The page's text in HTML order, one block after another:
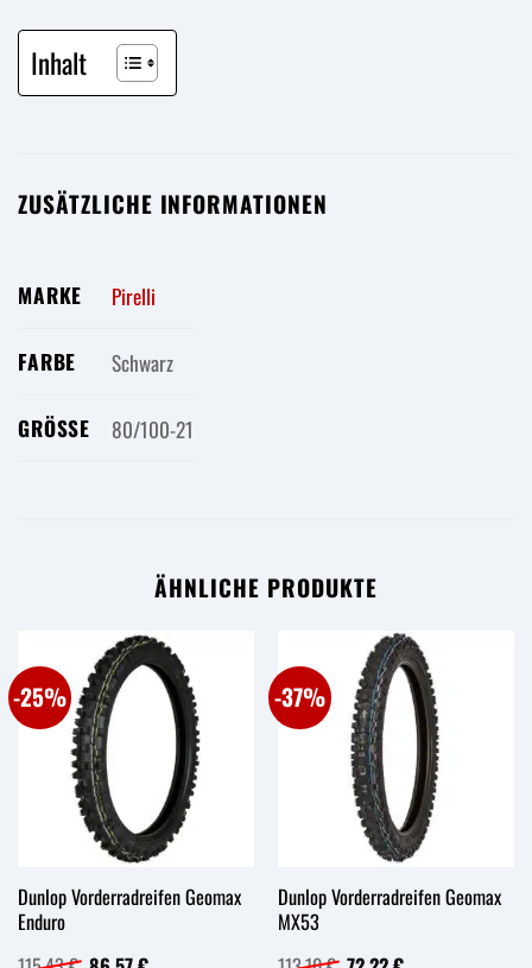
Inhalt
ZUSÄTZLICHE INFORMATIONEN
MARKE Pirelli
FARBE Schwarz
GRÖSSE 80/100-21
ÄHNLICHE PRODUKTE
-25%
Dunlop Vorderradreifen Geomax
Enduro
-37%
Dunlop Vorderradreifen Geomax
MX53